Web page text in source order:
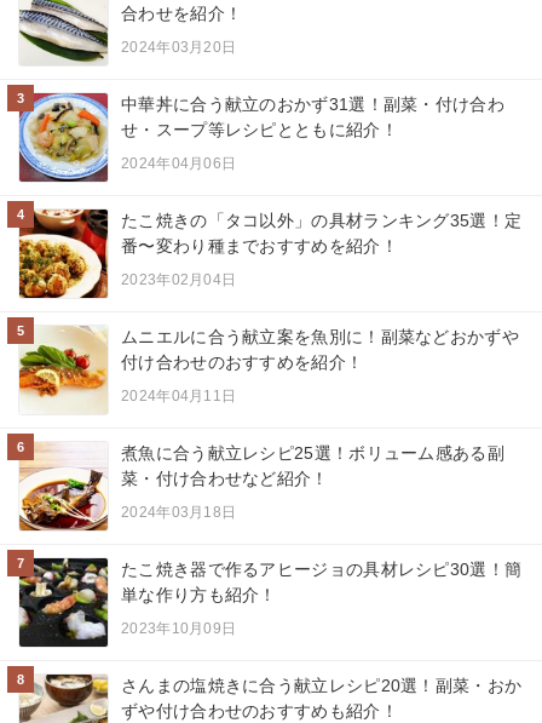
合わせを紹介！
2024年03月20日
3
中華丼に合う献立のおかず31選！副菜・付け合わ
せ・スープ等レシピとともに紹介！
2024年04月06日
4
たこ焼きの「タコ以外」の具材ランキング35選！定
番〜変わり種までおすすめを紹介！
2023年02月04日
5
ムニエルに合う献立案を魚別に！副菜などおかずや
付け合わせのおすすめを紹介！
2024年04月11日
6
煮魚に合う献立レシピ25選！ボリューム感ある副
菜・付け合わせなど紹介！
2024年03月18日
7
たこ焼き器で作るアヒージョの具材レシピ30選！簡
単な作り方も紹介！
2023年10月09日
8
さんまの塩焼きに合う献立レシピ20選！副菜・おか
ずや付け合わせのおすすめも紹介！